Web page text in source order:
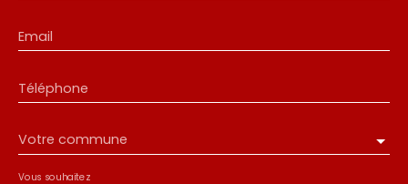
Email
Téléphone
Votre commune
Vous souhaitez